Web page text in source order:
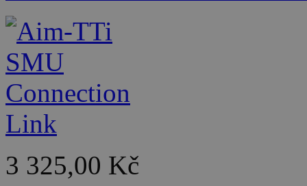
3 325,00 Kč